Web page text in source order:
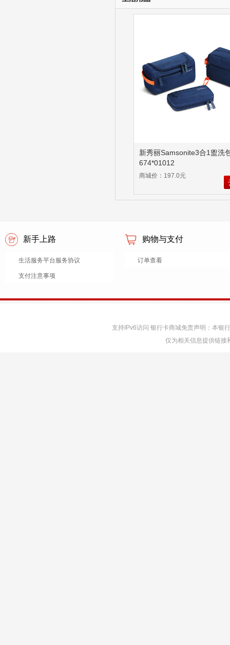
新秀丽Samsonite3合1盥洗
674*01012
商城价：197.0元
新手上路
生活服务平台服务协议
支付注意事项
购物与支付
订单查看
支持IPv6访问 银行卡商城免责声明：本银
仅为相关信息提供链接